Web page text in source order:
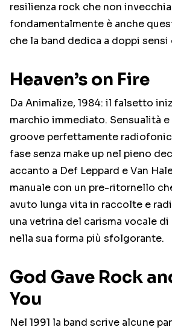
resilienza rock che non
fondamentalmente è anche
che la band dedica a doppi sensi
Heaven’s on Fire
Da Animalize, 1984: il falsetto
marchio immediato. Sensualità
groove perfettamente
fase senza make up nel pieno
accanto a Def Leppard e Van
manuale con un pre-ritornello
avuto lunga vita in raccolte e
una vetrina del carisma vocale di
nella sua forma più sfolgorante.
God Gave Rock
You
Nel 1991 la band scrive alcune